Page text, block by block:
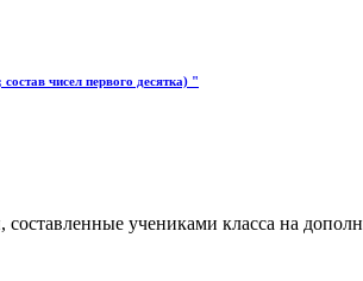
чисел первого десятка) "
учениками класса на